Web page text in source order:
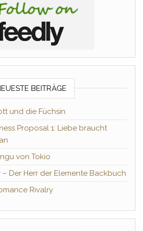
BEITRÄGE
und die Füchsin
Proposal 1: Liebe braucht
von Tokio
– Der Herr der Elemente Backbuch
Rivalry